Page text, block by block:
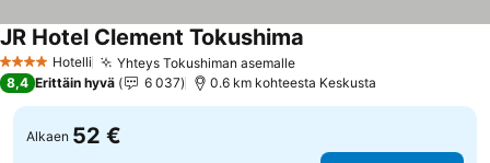
4 Tähtiluokitus
Hotelli Yhteys Tokushiman asemalle
JR Hotel Clement Tokushima
8,4 Erittäin hyvä 6 037 0.6 km kohteesta Keskusta
Alkaen 52 €